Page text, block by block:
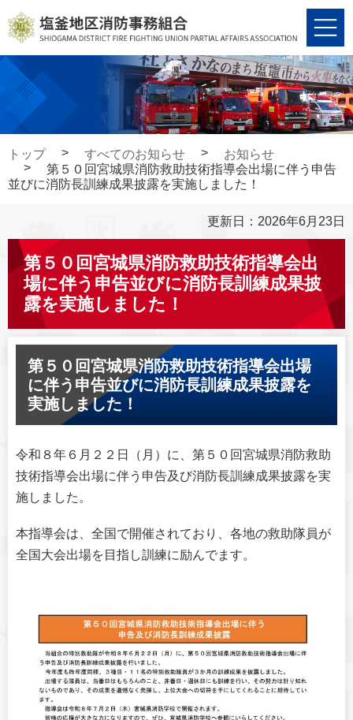
ン
ン
プ
ビ
ー
動
トップ すべてのお知らせ
お知らせ
第５０回宮城県消防救助技術指導会出場に伴う申告
並びに消防長訓練成果披露を実施しました！
更新日：2026年6月23日
第５０回宮城県消防救助技術指導会出
場に伴う申告並びに消防長訓練成果披
露を実施しました！
第５０回宮城県消防救助技術指導会出場
に伴う申告並びに消防長訓練成果披露を
実施しました！
令和８年６月２２日（月）に、第５０回宮城県消防救助
技術指導会出場に伴う申告及び消防長訓練成果披露を実
施しました。
本指導会は、全国で開催されており、各地の救助隊員が
全国大会出場を目指し訓練に励んでます。